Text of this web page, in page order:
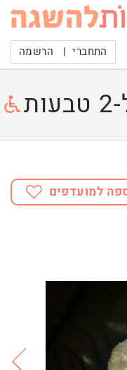
התחברי | הרשמה
למועדפים